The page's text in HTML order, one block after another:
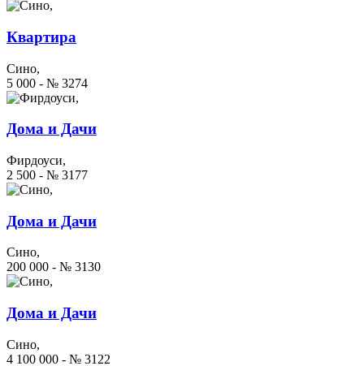
Квартира
Сино,
5 000 - № 3274
Дома и Дачи
Фирдоуси,
2 500 - № 3177
Дома и Дачи
Сино,
200 000 - № 3130
Дома и Дачи
Сино,
4 100 000 - № 3122